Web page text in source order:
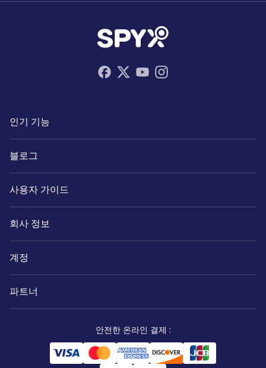
인기 기능
블로그
사용자 가이드
회사 정보
계정
파트너
안전한 온라인 결제 :